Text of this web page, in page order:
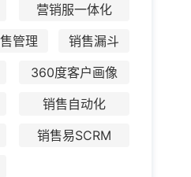
营销服一体化
管理
销售漏斗
360度客户画像
销售自动化
销售易SCRM